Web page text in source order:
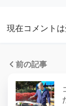
現在コメントは
前の記事